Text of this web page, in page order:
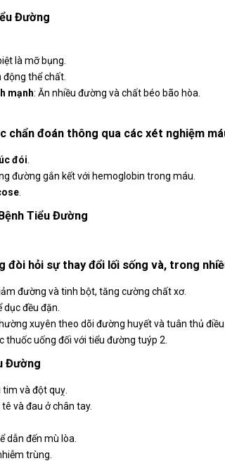
Đường
là mỡ bụng.
động thể chất.
mạnh: Ăn nhiều đường và chất béo bão hòa.
chẩn đoán thông qua các xét nghiệm
đói
đường gắn kết với hemoglobin trong máu.
Tiểu Đường
đòi hỏi sự thay đổi lối sống và, trong
đường và tinh bột, tăng cường chất xơ.
dục đều đặn.
xuyên theo dõi đường huyết và tuân thủ
thuốc uống đối với tiểu đường tuýp 2.
Đường
tim và đột quỵ.
tê và đau ở chân tay.
dẫn đến mù lòa.
trùng.